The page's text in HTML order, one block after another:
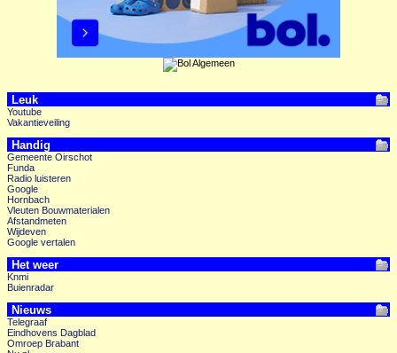
Leuk
Youtube
Vakantieveiling
Handig
Gemeente Oirschot
Funda
Radio luisteren
Google
Hornbach
Vleuten Bouwmaterialen
Afstandmeten
Wijdeven
Google vertalen
Het weer
Knmi
Buienradar
Nieuws
Telegraaf
Eindhovens Dagblad
Omroep Brabant